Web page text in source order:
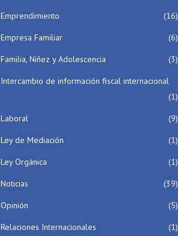
Emprendimiento
(16)
Empresa Familiar
(6)
Familia, Niñez y Adolescencia
(3)
Intercambio de información fiscal internacional
(1)
Laboral
(9)
Ley de Mediación
(1)
Ley Orgánica
(1)
Noticias
(39)
Opinión
(5)
Relaciones Internacionales
(1)